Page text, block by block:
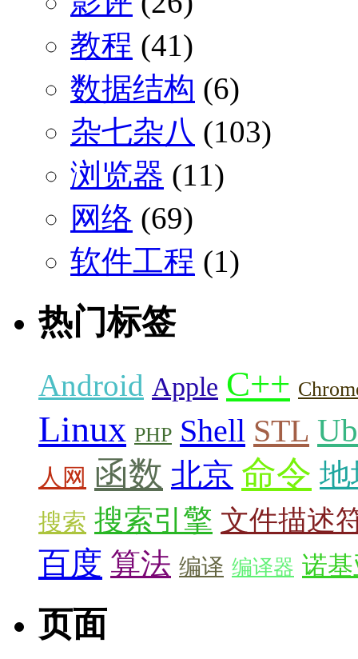
教程 (41)
数据结构 (6)
杂七杂八 (103)
浏览器 (11)
网络 (69)
软件工程 (1)
热门标签
Android Apple C++
Linux PHP Shell STL
人网 函数 北京 命令 地
搜索 搜索引擎 文件描述
百度 算法 编译 编译器 诺
页面